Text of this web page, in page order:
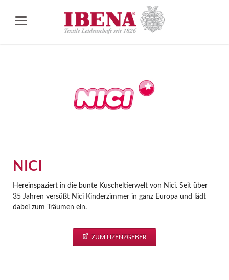
NICI
Hereinspaziert in die bunte Kuscheltierwelt von Nici. Seit über
35 Jahren versüßt Nici Kinderzimmer in ganz Europa und lädt
dabei zum Träumen ein.
ZUM LIZENZGEBER